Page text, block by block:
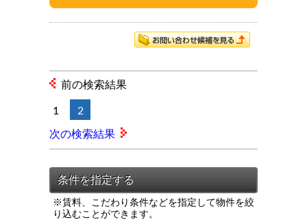
※賃料、こだわり条件などを指定して物件を絞
り込むことができます。
前の検索結果
1 2
次の検索結果